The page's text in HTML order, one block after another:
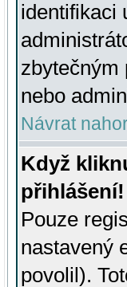
identifikaci
zbytečným
nebo
Návrat
Když
přihlášení!
Pouze
nastavený
povolil).